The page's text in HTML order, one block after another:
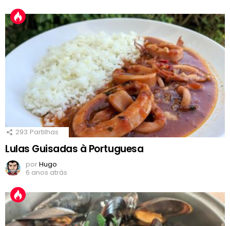
293 Partilhas
Lulas Guisadas à Portuguesa
porHugo
6 anos atrás